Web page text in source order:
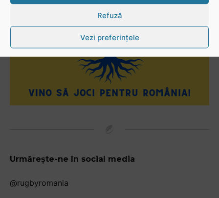
Refuză
Vezi preferințele
Urmărește-ne în social media
@rugbyromania